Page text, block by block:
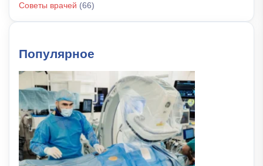
Советы врачей (66)
Популярное